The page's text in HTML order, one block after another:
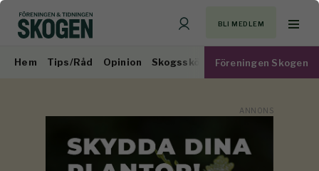
BLI MEDLEM
Hem Tips/Råd Opinion Skogsskötsel Virkesmarknad
Föreningen Skogen